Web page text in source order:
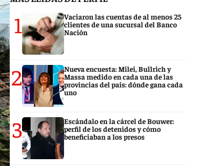
1
Vaciaron las cuentas de al menos 25
clientes de una sucursal del Banco
Nación
2
Nueva encuesta: Milei, Bullrich y
Massa medido en cada una de las
provincias del país: dónde gana cada
uno
3
Escándalo en la cárcel de Bouwer:
perfil de los detenidos y cómo
beneficiaban a los presos